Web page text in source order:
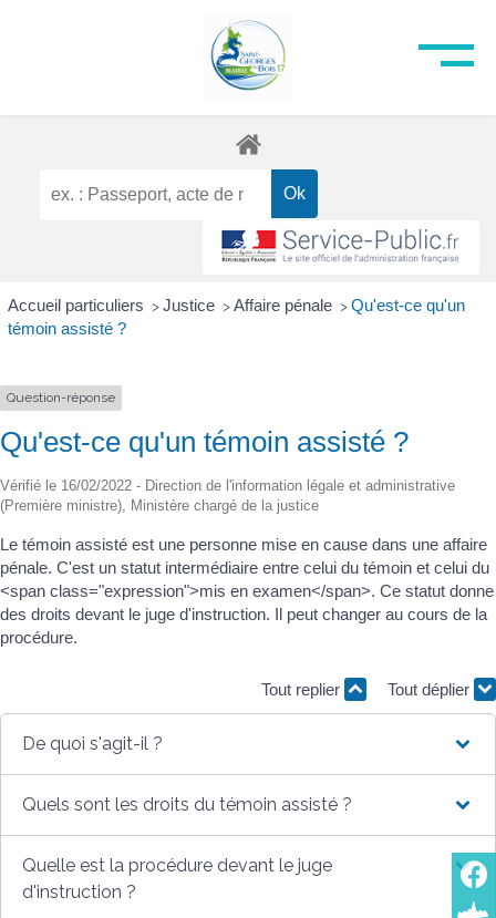
Accueil particuliers > Justice > Affaire pénale > Qu'est-ce qu'un
témoin assisté ?
Question-réponse
Qu'est-ce qu'un témoin assisté ?
Vérifié le 16/02/2022 - Direction de l'information légale et administrative
(Première ministre), Ministère chargé de la justice
Le témoin assisté est une personne mise en cause dans une affaire
pénale. C'est un statut intermédiaire entre celui du témoin et celui du
<span class="expression">mis en examen</span>. Ce statut donne
des droits devant le juge d'instruction. Il peut changer au cours de la
procédure.
Tout replier Tout déplier
De quoi s'agit-il ?
Quels sont les droits du témoin assisté ?
Quelle est la procédure devant le juge
d'instruction ?